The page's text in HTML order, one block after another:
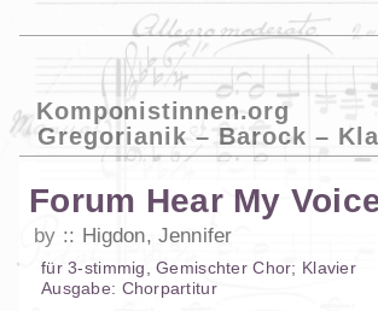
Komponistinnen.org
Gregorianik – Barock –
Forum Hear My
by Higdon, Jennifer
für3-stimmig ,Gemischter Chor; Klavier
Ausgabe: Chorpartitur